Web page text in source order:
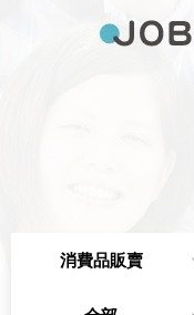
消費品販賣